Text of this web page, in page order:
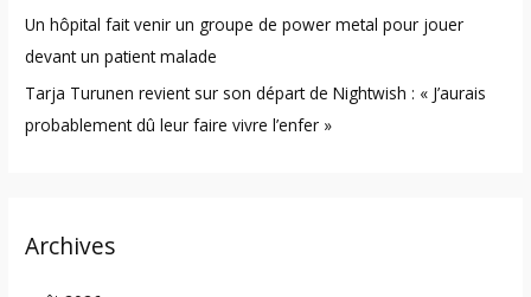
Un hôpital fait venir un groupe de power metal pour jouer
devant un patient malade
Tarja Turunen revient sur son départ de Nightwish : « J’aurais
probablement dû leur faire vivre l’enfer »
Archives